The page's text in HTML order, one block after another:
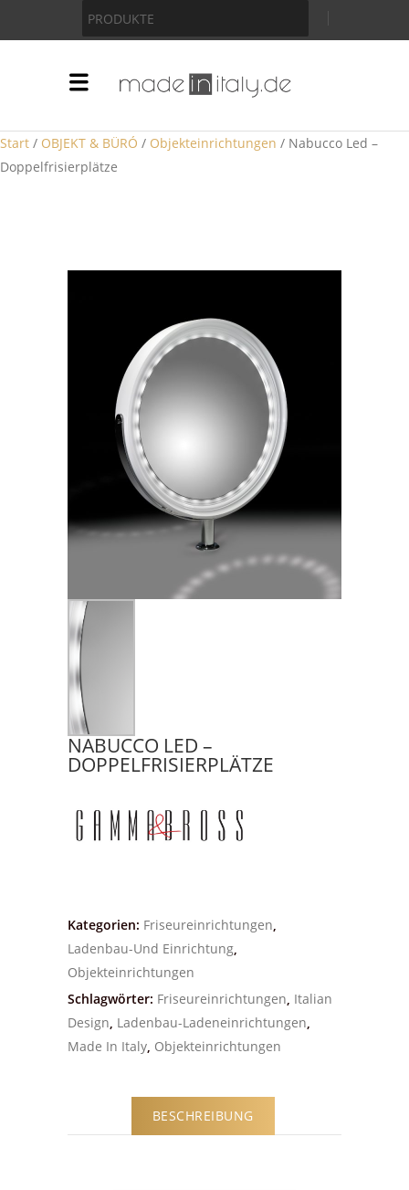
PRODUKTE
Start / OBJEKT & BÜRÓ / Objekteinrichtungen / Nabucco Led –
Doppelfrisierplätze
NABUCCO LED –
DOPPELFRISIERPLÄTZE
Kategorien: Friseureinrichtungen,
Ladenbau-Und Einrichtung,
Objekteinrichtungen
Schlagwörter: Friseureinrichtungen, Italian
Design, Ladenbau-Ladeneinrichtungen,
Made In Italy, Objekteinrichtungen
BESCHREIBUNG